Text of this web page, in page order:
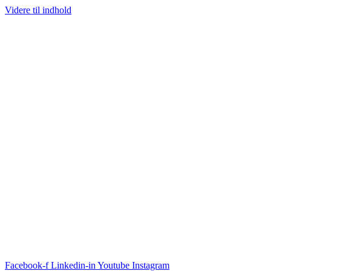
Videre til indhold
Facebook-f Linkedin-in Youtube Instagram